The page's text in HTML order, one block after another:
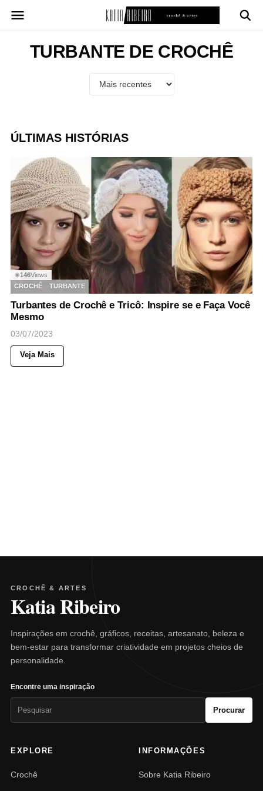
para
conteúdoTURBANTE DE CROCHÊ
ÚLTIMAS HISTÓRIAS
◉146Views
CROCHÊ
TURBANTE
Turbantes de Crochê e Tricô: Inspire se e Faça Você
Mesmo
03/07/2023
Veja Mais
CROCHÊ & ARTES
Katia Ribeiro
Inspirações em crochê, gráficos, receitas, artesanato, beleza e
bem-estar para transformar criatividade em projetos cheios de
personalidade.
Encontre uma inspiração
Procurar
EXPLORE
Crochê
INFORMAÇÕES
Sobre Katia Ribeiro